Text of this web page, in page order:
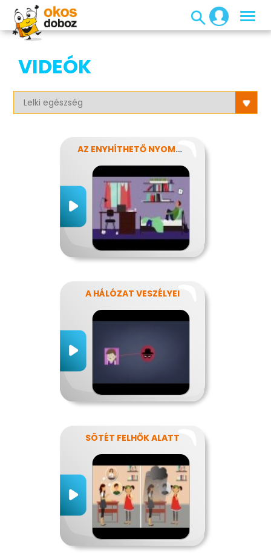
VIDEÓK
AZ ENYHÍTHETŐ NYOMÁS - STRESSZ
A HÁLÓZAT VESZÉLYEI
SÖTÉT FELHŐK ALATT